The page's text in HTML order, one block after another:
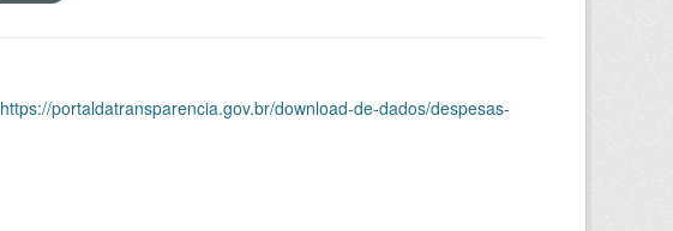
https://portaldatransparencia.gov.br/download-de-dados/despesas-